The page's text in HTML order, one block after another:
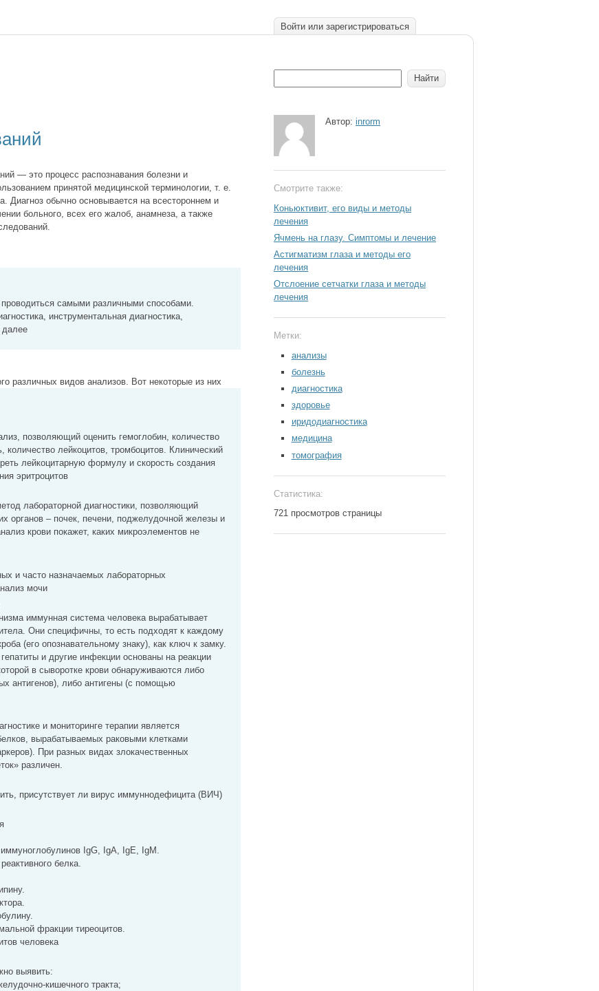
Войти или зарегистрироваться
— это процесс распознавания болезни и
принятой медицинской терминологии, т. е.
Диагноз обычно основывается на всестороннем и
больного, всех его жалоб, анамнеза, а также
самыми различными способами.
инструментальная диагностика,
далее
различных видов анализов. Вот некоторые из них
позволяющий оценить гемоглобин, количество
количество лейкоцитов, тромбоцитов. Клинический
лейкоцитарную формулу и скорость создания
эритроцитов
лабораторной диагностики, позволяющий
органов – почек, печени, поджелудочной железы и
крови покажет, каких микроэлементов не
и часто назначаемых лабораторных
мочи
иммунная система человека вырабатывает
Они специфичны, то есть подходят к каждому
(его опознавательному знаку), как ключ к замку.
и другие инфекции основаны на реакции
в сыворотке крови обнаруживаются либо
антигенов), либо антигены (с помощью
и мониторинге терапии является
вырабатываемых раковыми клетками
При разных видах злокачественных
различен.
присутствует ли вирус иммуннодефицита (ВИЧ)
IgG, IgA, IgE, IgM.
белка.
фракции тиреоцитов.
человека
выявить:
кишечного тракта;
Автор: inrorm
Смотрите также:
Коньюктивит, его виды и методы
лечения
Ячмень на глазу. Симптомы и лечение
Астигматизм глаза и методы его
лечения
Отслоение сетчатки глаза и методы
лечения
Метки:
анализы
болезнь
диагностика
здоровье
иридодиагностика
медицина
томография
Статистика:
721 просмотров страницы